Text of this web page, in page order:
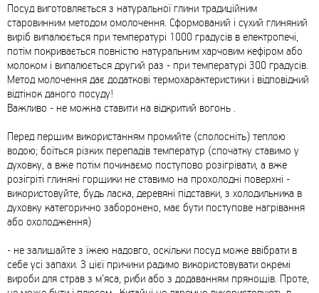
Посуд виготовляється з натуральної глини традиційним
старовинним методом омолочення. Сформований і сухий глиняний
виріб випалюється при температурі 1000 градусів в електропечі,
потім покривається повністю натуральним харчовим кефіром або
молоком і випалюється другий раз - при температурі 300 градусів.
Метод молочення дає додаткові термохарактеристики і відповідний
відтінок даного посуду!
Важливо - не можна ставити на відкритий вогонь .
Перед першим використанням промийте (сполосніть) теплою
водою; боїться різких перепадів температур (спочатку ставимо у
духовку, а вже потім починаємо поступово розігрівати, а вже
розігріті глиняні горщики не ставимо на прохолодні поверхні -
використовуйте, будь ласка, деревяні підставки, з холодильника в
духовку категорично заборонено, має бути поступове нагрівання
або охолодження)
- не залишайте з їжею надовго, оскільки посуд може ввібрати в
себе усі запахи. З цієї причини радимо використовувати окремі
вироби для страв з м’яса, риби або з додаванням прянощів. Проте,